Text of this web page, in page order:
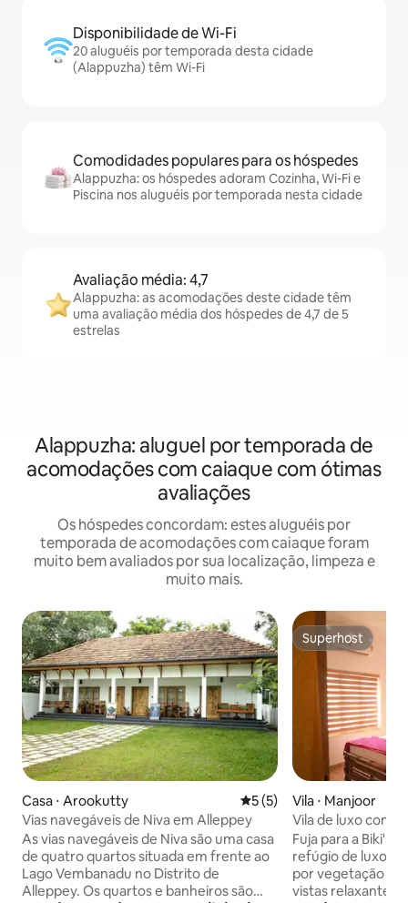
Disponibilidade de Wi-Fi
20 aluguéis por temporada desta cidade
(Alappuzha) têm Wi-Fi
Comodidades populares para os hóspedes
Alappuzha: os hóspedes adoram Cozinha, Wi-Fi e
Piscina nos aluguéis por temporada nesta cidade
Avaliação média: 4,7
Alappuzha: as acomodações deste cidade têm
uma avaliação média dos hóspedes de 4,7 de 5
estrelas
Alappuzha: aluguel por temporada de
acomodações com caiaque com ótimas
avaliações
Os hóspedes concordam: estes aluguéis por
temporada de acomodações com caiaque foram
muito bem avaliados por sua localização, limpeza e
muito mais.
Casa ⋅ Arookutty 5 de uma avaliação média
5 (5)
Vias navegáveis de Niva em Alleppey
As vias navegáveis de Niva são uma casa
de quatro quartos situada em frente ao
Lago Vembanadu no Distrito de
Alleppey. Os quartos e banheiros são
Superhost
Superhost
Vila ⋅ Manjoor
Vila de luxo com
Riverside Nature
Fuja para a Biki's
refúgio de luxo à
por vegetação
vistas relaxantes